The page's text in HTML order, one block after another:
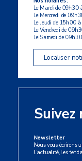
Le Mardi de
Le Mercredi de
Le Jeudi de 15h00
Le Vendredi de
Le Samedi de
Localiser
Suivez
Newsletter
Nous vous écrirons
l’actualité, les